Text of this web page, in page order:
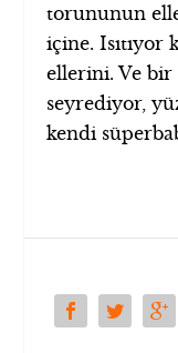
torununun
içine. Isıtıyor
ellerini. Ve bir
seyrediyor,
kendi